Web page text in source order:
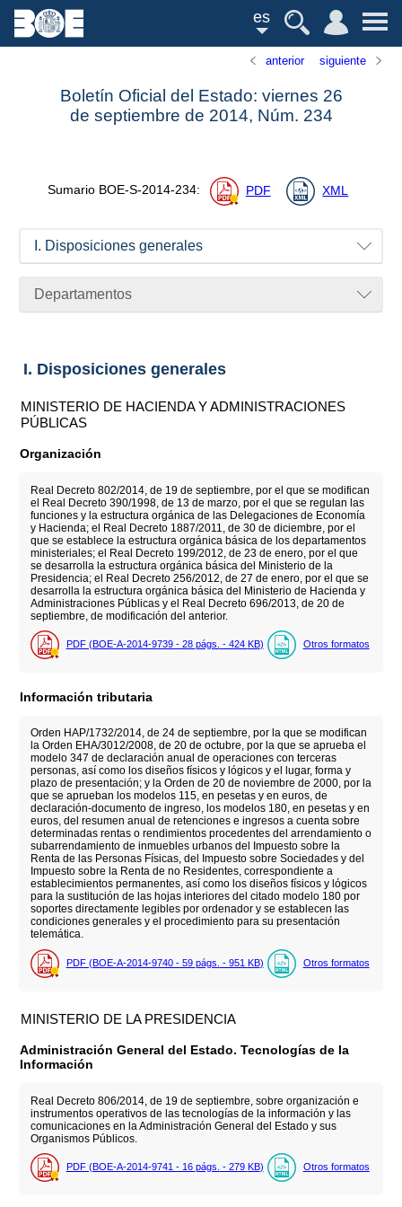
es
anterior siguiente
Boletín Oficial del Estado: viernes 26
de septiembre de 2014, Núm. 234
Sumario BOE-S-2014-234: PDF XML
I. Disposiciones generales
Departamentos
I. Disposiciones generales
MINISTERIO DE HACIENDA Y ADMINISTRACIONES
PÚBLICAS
Organización
Real Decreto 802/2014, de 19 de septiembre, por el que se modifican
el Real Decreto 390/1998, de 13 de marzo, por el que se regulan las
funciones y la estructura orgánica de las Delegaciones de Economía
y Hacienda; el Real Decreto 1887/2011, de 30 de diciembre, por el
que se establece la estructura orgánica básica de los departamentos
ministeriales; el Real Decreto 199/2012, de 23 de enero, por el que
se desarrolla la estructura orgánica básica del Ministerio de la
Presidencia; el Real Decreto 256/2012, de 27 de enero, por el que se
desarrolla la estructura orgánica básica del Ministerio de Hacienda y
Administraciones Públicas y el Real Decreto 696/2013, de 20 de
septiembre, de modificación del anterior.
PDF (BOE-A-2014-9739 - 28 págs. - 424 KB) Otros formatos
Información tributaria
Orden HAP/1732/2014, de 24 de septiembre, por la que se modifican
la Orden EHA/3012/2008, de 20 de octubre, por la que se aprueba el
modelo 347 de declaración anual de operaciones con terceras
personas, así como los diseños físicos y lógicos y el lugar, forma y
plazo de presentación; y la Orden de 20 de noviembre de 2000, por la
que se aprueban los modelos 115, en pesetas y en euros, de
declaración-documento de ingreso, los modelos 180, en pesetas y en
euros, del resumen anual de retenciones e ingresos a cuenta sobre
determinadas rentas o rendimientos procedentes del arrendamiento o
subarrendamiento de inmuebles urbanos del Impuesto sobre la
Renta de las Personas Físicas, del Impuesto sobre Sociedades y del
Impuesto sobre la Renta de no Residentes, correspondiente a
establecimientos permanentes, así como los diseños físicos y lógicos
para la sustitución de las hojas interiores del citado modelo 180 por
soportes directamente legibles por ordenador y se establecen las
condiciones generales y el procedimiento para su presentación
telemática.
PDF (BOE-A-2014-9740 - 59 págs. - 951 KB) Otros formatos
MINISTERIO DE LA PRESIDENCIA
Administración General del Estado. Tecnologías de la
Información
Real Decreto 806/2014, de 19 de septiembre, sobre organización e
instrumentos operativos de las tecnologías de la información y las
comunicaciones en la Administración General del Estado y sus
Organismos Públicos.
PDF (BOE-A-2014-9741 - 16 págs. - 279 KB) Otros formatos